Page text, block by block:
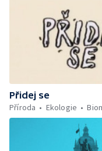
Přidej se
Příroda
Ekologie